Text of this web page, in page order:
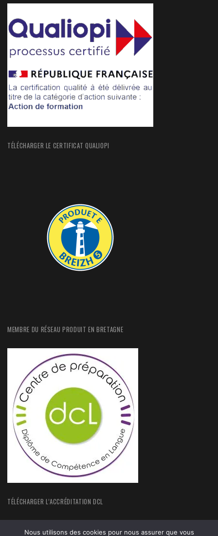
TÉLÉCHARGER LE CERTIFICAT QUALIOPI
MEMBRE DU RÉSEAU PRODUIT EN BRETAGNE
TÉLÉCHARGER L’ACCRÉDITATION DCL
Nous utilisons des cookies pour nous assurer que vous